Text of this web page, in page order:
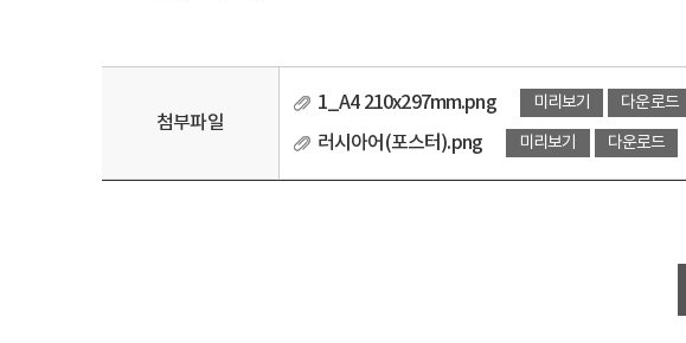
첨부파일
1_A4 210x297mm.png 미리보기 다운로드
러시아어(포스터).png 미리보기 다운로드